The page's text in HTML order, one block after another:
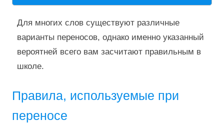
Для многих слов существуют различные
варианты переносов, однако именно указанный
вероятней всего вам засчитают правильным в
школе.
Правила, используемые при
переносе